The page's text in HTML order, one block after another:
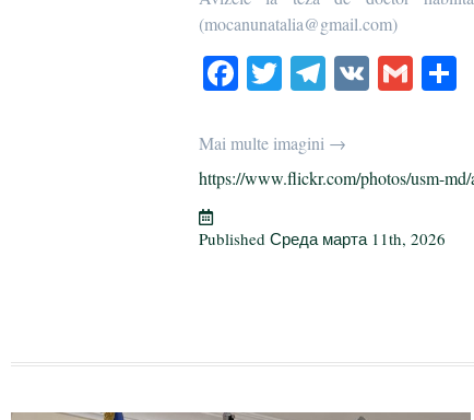
(mocanunatalia@gmail.com)
Fa
bo
ok
T
tte
r
Te
gr
a
V G
Mai multe imagini →
https://www.flickr.com/photos/usm-md/
Published Среда марта 11th, 2026